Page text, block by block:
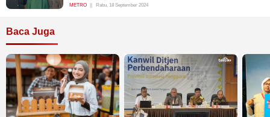
METRO Rabu, 18 September 2024
Baca Juga